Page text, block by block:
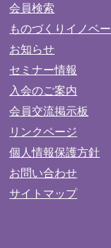
会員検索
ものづくりイノベ
お知らせ
セミナー情報
入会のご案内
会員交流掲示板
リンクページ
個人情報保護方針
お問い合わせ
サイトマップ